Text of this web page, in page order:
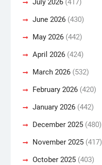
June 2026(430)
May 2026(442)
April 2026(424)
March 2026(532)
February 2026(420)
January 2026(442)
December 2025(480)
November 2025(417)
October 2025(403)